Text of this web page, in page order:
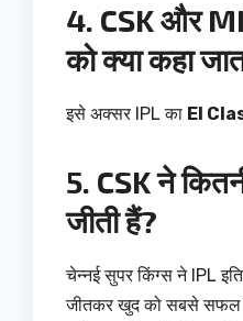
4. CSK और
को क्या कहा
इसे अक्सर IPL का El
5. CSK ने
जीती हैं?
चेन्नई सुपर किंग्स ने IPL
जीतकर खुद को सबसे सफल